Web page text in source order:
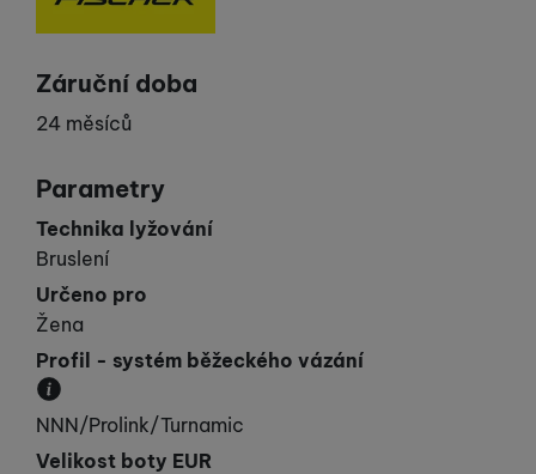
Záruční doba
24 měsíců
Parametry
Technika lyžování
Bruslení
Určeno pro
Žena
Profil - systém běžeckého vázání
Profil určuje kompatibilitu vázání a boty.
NNN/Prolink/Turnamic
Velikost boty EUR